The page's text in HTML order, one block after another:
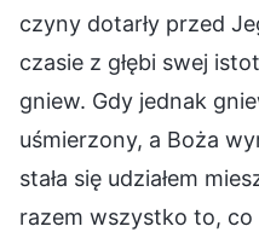
czyny dotarły przed
czasie z głębi swej
gniew. Gdy jednak
uśmierzony, a Boża
stała się udziałem
razem wszystko to, co